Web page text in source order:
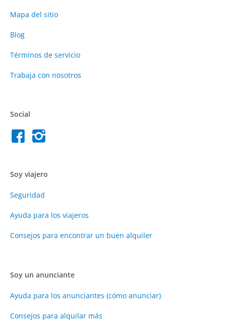
Mapa del sitio
Blog
Términos de servicio
Trabaja con nosotros
Social
Soy viajero
Seguridad
Ayuda para los viajeros
Consejos para encontrar un buen alquiler
Soy un anunciante
Ayuda para los anunciantes (cómo anunciar)
Consejos para alquilar más